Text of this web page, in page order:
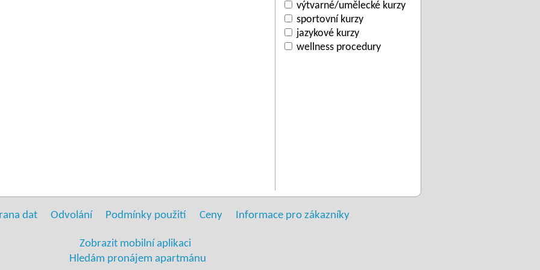
výtvarné/umělecké kurzy
sportovní kurzy
jazykové kurzy
wellness procedury
dat Odvolání Podmínky použití Ceny Informace pro zákazníky
Zobrazit mobilní aplikaci
Hledám pronájem apartmánu